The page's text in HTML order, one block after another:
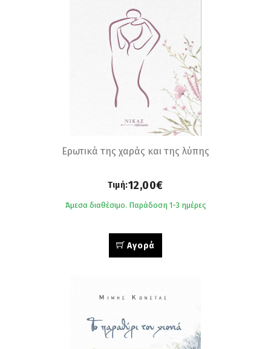
Ερωτικά της χαράς και της λύπης
Τιμή:12,00€
Άμεσα διαθέσιμο. Παράδοση 1-3 ημέρες
Αγορά